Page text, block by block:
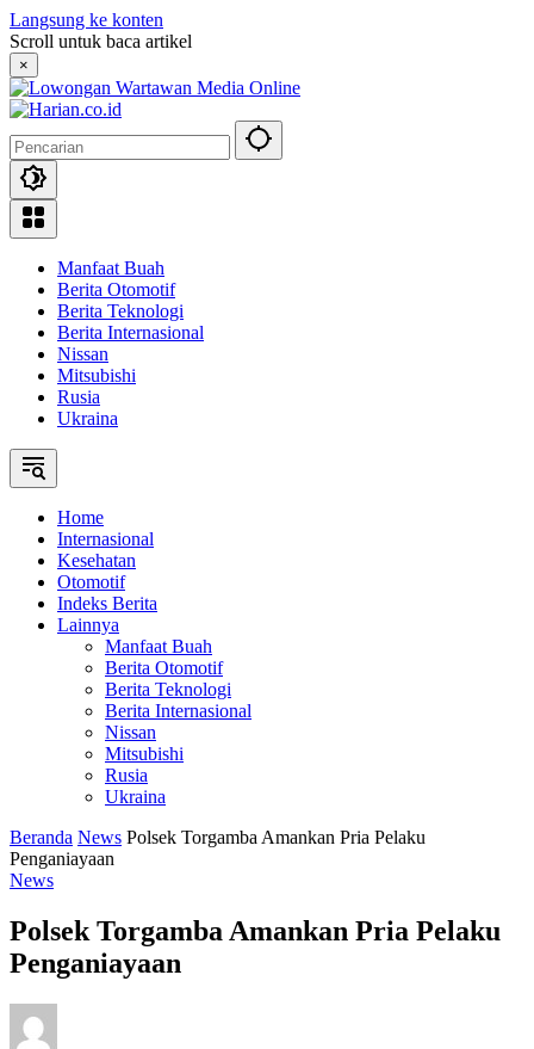
Langsung ke konten
Scroll untuk baca artikel
×
Manfaat Buah
Berita Otomotif
Berita Teknologi
Berita Internasional
Nissan
Mitsubishi
Rusia
Ukraina
Home
Internasional
Kesehatan
Otomotif
Indeks Berita
Lainnya
Manfaat Buah
Berita Otomotif
Berita Teknologi
Berita Internasional
Nissan
Mitsubishi
Rusia
Ukraina
Beranda News Polsek Torgamba Amankan Pria Pelaku
Penganiayaan
News
Polsek Torgamba Amankan Pria Pelaku
Penganiayaan